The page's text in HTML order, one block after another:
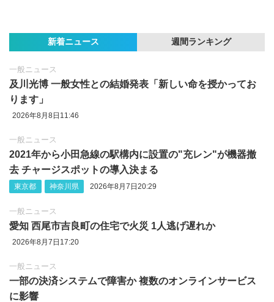
新着ニュース 週間ランキング
一般ニュース
及川光博 一般女性との結婚発表「新しい命を授かってお
ります」
2026年8月8日11:46
一般ニュース
2021年から小田急線の駅構内に設置の"充レン"が機器撤
去 チャージスポットの導入決まる
東京都 神奈川県 2026年8月7日20:29
一般ニュース
愛知 西尾市吉良町の住宅で火災 1人逃げ遅れか
2026年8月7日17:20
一般ニュース
一部の決済システムで障害か 複数のオンラインサービス
に影響